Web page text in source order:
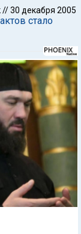
//30 декабря 2005
стало